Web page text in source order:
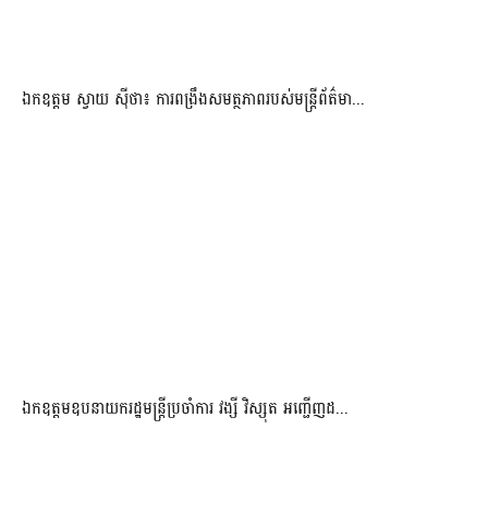
ឯកឧត្តម ស្វាយ ស៊ីថា៖ ការពង្រឹងសមត្ថភាពរបស់មន្ត្រីព័ត៌មា...
ឯកឧត្តមឧបនាយករដ្ឋមន្រ្តីប្រចាំការ វង្សី វិស្សុត អញ្ជើញដ...